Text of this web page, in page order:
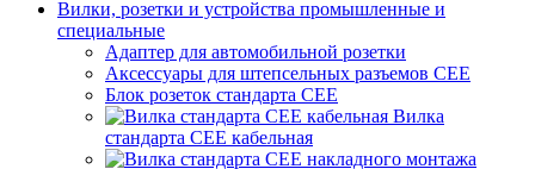
Вилки, розетки и устройства промышленные и
специальные
Адаптер для автомобильной розетки
Аксессуары для штепсельных разъемов CEE
Блок розеток стандарта CEE
Вилка
стандарта CEE кабельная